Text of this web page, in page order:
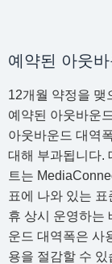
예약된 아웃
12개월 약정을 맺
예약된 아웃바운
아웃바운드 대역
대해 부과됩니다.
트는
표에 나와 있는
휴 상시 운영하는
운드 대역폭은 사
용을 절감할 수 있